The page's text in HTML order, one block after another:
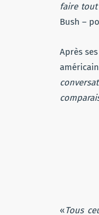
faire tout
Bush –
Après
«Tous